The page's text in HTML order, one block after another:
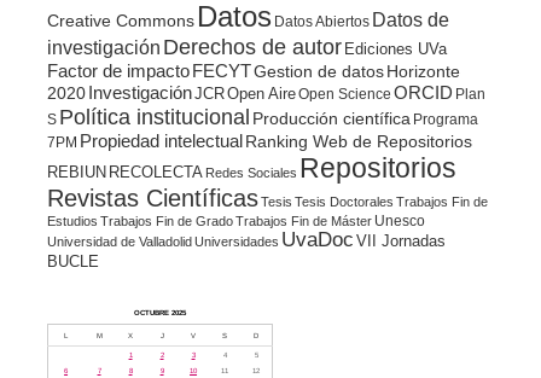
Creative Commons Datos Datos Abiertos Datos de
investigación Derechos de autor Ediciones UVa
Factor de impacto FECYTGestion de datosHorizonte
2020 InvestigaciónJCROpen AireOpen Science ORCID Plan
S Política institucional Producción científica Programa
7PM Propiedad intelectualRanking Web de Repositorios
REBIUN RECOLECTA Redes Sociales Repositorios
Revistas CientíficasTesis Tesis Doctorales Trabajos Fin de
Estudios Trabajos Fin de GradoTrabajos Fin de Máster Unesco
Universidad de ValladolidUniversidades UvaDoc VII Jornadas
BUCLE
OCTUBRE 2025
L M X J V S D
1 2 3 4
5
6
7 8 9 10 11
12